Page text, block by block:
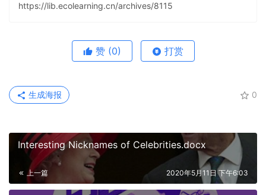
https://lib.ecolearning.cn/archives/8115
赞 (0) 打赏
0
生成海报
Interesting Nicknames of Celebrities.docx
上一篇 2020年5月11日 下午6:03